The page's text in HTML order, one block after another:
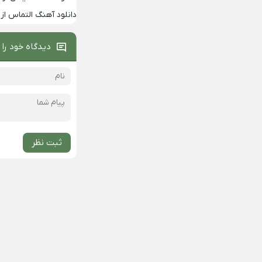
دانلود آهنگ التماس
دیدگاه خود
ثبت نظر